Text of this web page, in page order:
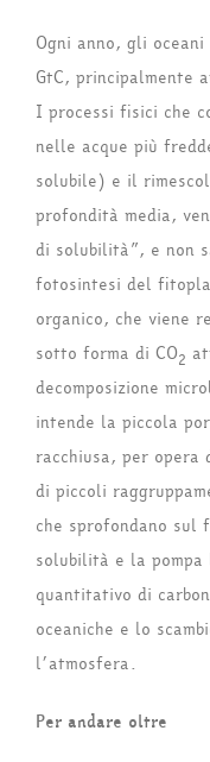
Ogni anno, gli
GtC, principalmente
I processi fisici che
nelle acque più
solubile) e il
profondità media,
di solubilità”, e non
fotosintesi del
organico, che viene
sotto forma di CO2
decomposizione
intende la piccola
racchiusa, per
di piccoli
che sprofondano sul
solubilità e la
quantitativo di
oceaniche e lo
l’atmosfera.
Per andare oltre